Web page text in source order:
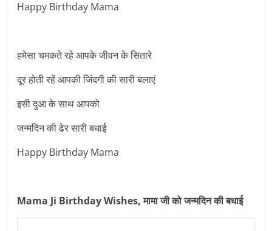
Happy Birthday Mama
हमेसा चमकते रहे आपके जीवन के सितारे
दूर होती रहें आपकी जिंदगी की सारी बलाएं
इसी दुआ के साथ आपको
जन्मदिन की ढेर सारी बधाई
Happy Birthday Mama
Mama Ji Birthday Wishes, मामा जी को जन्मदिन की बधाई